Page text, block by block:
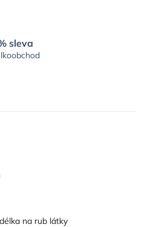
sleva
na rub látky